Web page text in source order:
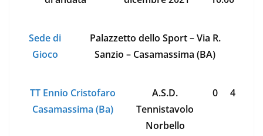
Sede di
Gioco
Palazzetto dello Sport – Via R.
Sanzio – Casamassima (BA)
TT Ennio Cristofaro
Casamassima (Ba)
A.S.D.
Tennistavolo
Norbello
0 4